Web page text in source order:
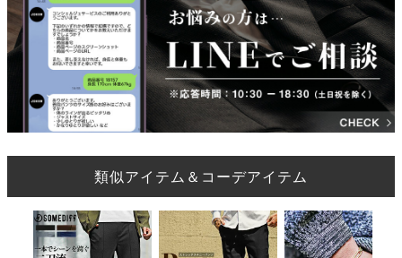
類似アイテム＆コーデアイテム